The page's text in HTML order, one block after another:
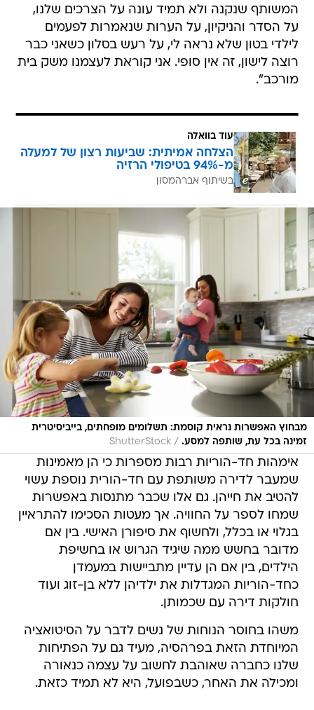
המשותף שנקנה ולא תמיד עונה על הצרכים שלנו,
על הסדר והניקיון, על הערות שנאמרות לפעמים
לילדי בטון שלא נראה לי, על רעש בסלון כשאני כבר
רוצה לישון, זה אין סופי. אני קוראת לעצמנו משק בית
מורכב".
עוד בוואלה
הצלחה אמיתית: שביעות רצון של למעלה
מ-94% בטיפולי הרזיה
בשיתוף אברהמסון
מבחוץ האפשרות נראית קוסמת: תשלומים מופחתים, בייביסיטרית
זמינה בכל עת, שותפה למסע. /
ShutterStock
אימהות חד-הוריות רבות מספרות כי הן מאמינות
שמעבר לדירה משותפת עם חד-הורית נוספת עשוי
להטיב את חייהן. גם אלו שכבר מתנסות באפשרות
שמחו לספר על החוויה. אך מעטות הסכימו להתראיין
בגלוי או בכלל, ולחשוף את סיפורן האישי. בין אם
מדובר בחשש ממה שיגיד הגרוש או בחשיפת
הילדים, בין אם הן עדיין מתביישות במעמדן
כחד-הוריות המגדלות את ילדיהן ללא בן-זוג ועוד
חולקות דירה עם שכמותן.
משהו בחוסר הנוחות של נשים לדבר על הסיטואציה
המיוחדת הזאת בפרהסיה, מעיד גם על הפתיחות
שלנו כחברה שאוהבת לחשוב על עצמה כנאורה
ומכילה את האחר, כשבפועל, היא לא תמיד כזאת.